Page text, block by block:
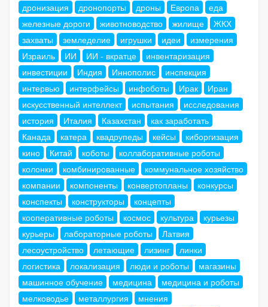
дронизация
дронопорты дроны Европа
еда
железные дороги
животноводство жилище
ЖКХ
захваты
земледелие игрушки идеи
измерения
Израиль
ИИ ИИ - вкратце
инвентаризация
инвестиции
Индия Иннополис
инспекция
интервью
интерфейсы инфоботы Ирак
Иран
искусственный интеллект
испытания
исследования
история
Италия Казахстан
как заработать
Канада
катера квадрупеды кейсы
киборгизация
кино
Китай коботы
коллаборативные роботы
колонки
комбинированные
коммунальное хозяйство
компании
компоненты конвертопланы
конкурсы
конспекты
конструкторы
концепты
кооперативные роботы
космос культура
курьезы
курьеры
лабораторные роботы
Латвия
лесоустройство
летающие лизинг
линки
логистика
локализация люди и роботы
магазины
машинное обучение
медицина
медицина и роботы
мелководье
металлургия
мнения